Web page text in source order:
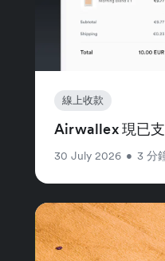
線上收款
Airwallex 現已
30 July 2026 • 3 分